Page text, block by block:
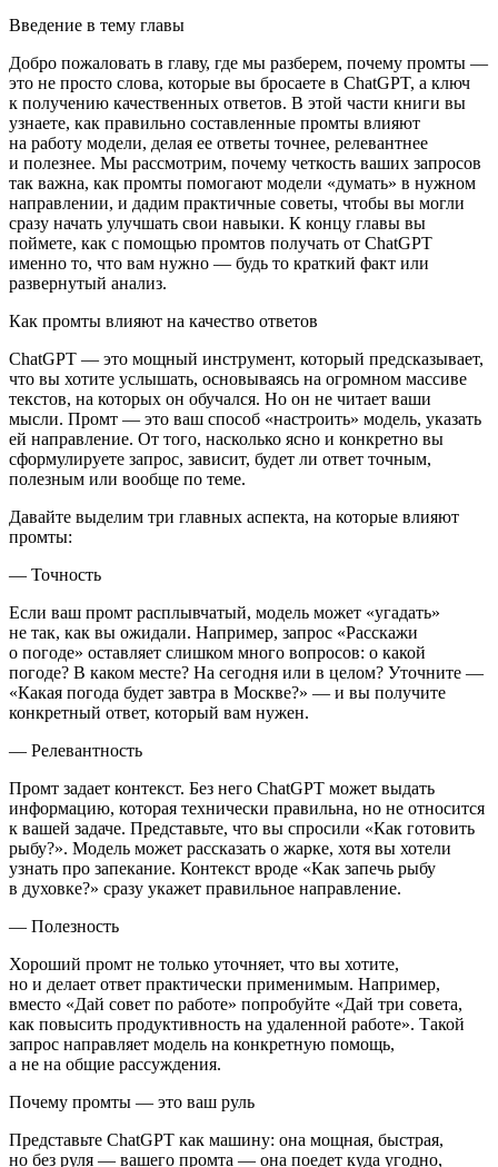
Введение в тему главы
Добро пожаловать в главу, где мы разберем, почему промты —
это не просто слова, которые вы бросаете в ChatGPT, а ключ
к получению качественных ответов. В этой части книги вы
узнаете, как правильно составленные промты влияют
на работу модели, делая ее ответы точнее, релевантнее
и полезнее. Мы рассмотрим, почему четкость ваших запросов
так важна, как промты помогают модели «думать» в нужном
направлении, и дадим практичные советы, чтобы вы могли
сразу начать улучшать свои навыки. К концу главы вы
поймете, как с помощью промтов получать от ChatGPT
именно то, что вам нужно — будь то краткий факт или
развернутый анализ.
Как промты влияют на качество ответов
ChatGPT — это мощный инструмент, который предсказывает,
что вы хотите услышать, основываясь на огромном массиве
текстов, на которых он обучался. Но он не читает ваши
мысли. Промт — это ваш способ «настроить» модель, указать
ей направление. От того, насколько ясно и конкретно вы
сформулируете запрос, зависит, будет ли ответ точным,
полезным или вообще по теме.
Давайте выделим три главных аспекта, на которые влияют
промты:
— Точность
Если ваш промт расплывчатый, модель может «угадать»
не так, как вы ожидали. Например, запрос «Расскажи
о погоде» оставляет слишком много вопросов: о какой
погоде? В каком месте? На сегодня или в целом? Уточните —
«Какая погода будет завтра в Москве?» — и вы получите
конкретный ответ, который вам нужен.
— Релевантность
Промт задает контекст. Без него ChatGPT может выдать
информацию, которая технически правильна, но не относится
к вашей задаче. Представьте, что вы спросили «Как готовить
рыбу?». Модель может рассказать о жарке, хотя вы хотели
узнать про запекание. Контекст вроде «Как запечь рыбу
в духовке?» сразу укажет правильное направление.
— Полезность
Хороший промт не только уточняет, что вы хотите,
но и делает ответ практически применимым. Например,
вместо «Дай совет по работе» попробуйте «Дай три совета,
как повысить продуктивность на удаленной работе». Такой
запрос направляет модель на конкретную помощь,
а не на общие рассуждения.
Почему промты — это ваш руль
Представьте ChatGPT как машину: она мощная, быстрая,
но без руля — вашего промта — она поедет куда угодно,